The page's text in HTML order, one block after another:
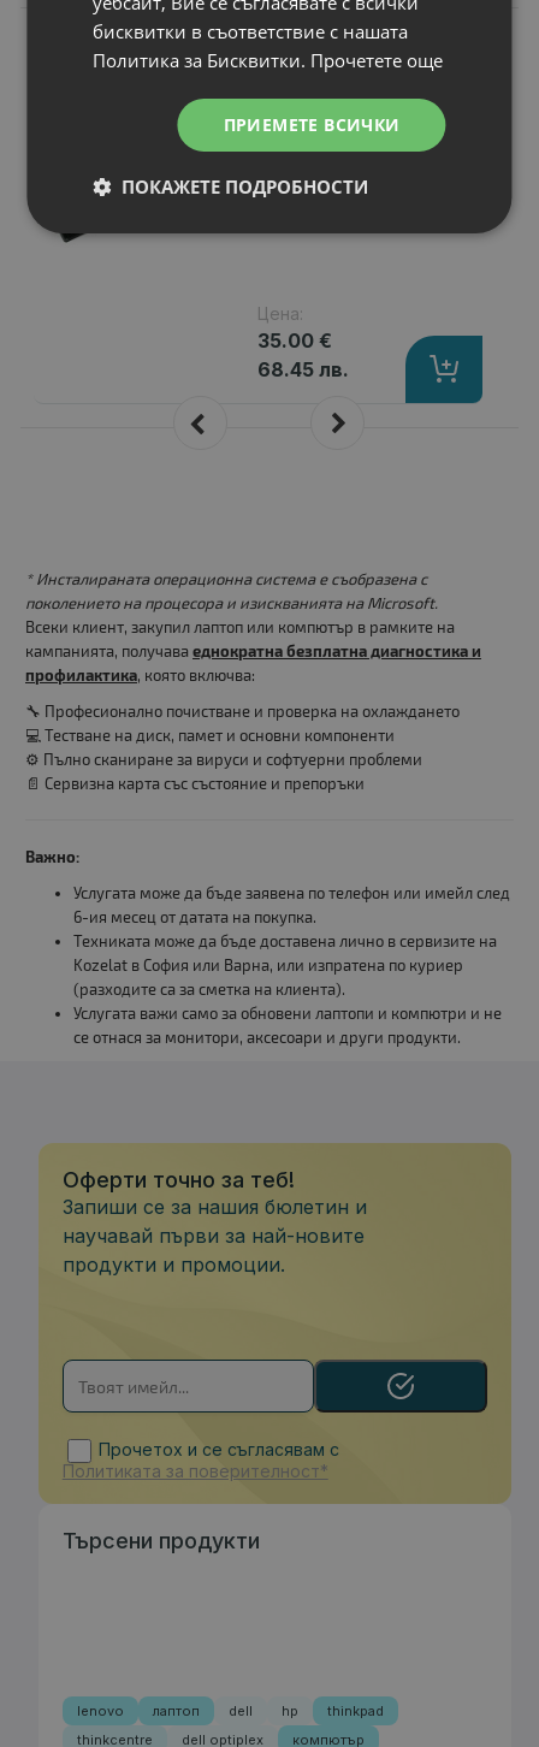
N
Батерия за лаптоп
Dell Inspiron 1521
Капацитет: 4400 mAh
Клетки: 6
Тип на батерията
: 312-
Цена:
35.00 €
68.45 лв.
* Инсталираната операционна система е съобразена с
поколението на процесора и изискванията на Microsoft.
Всеки клиент, закупил лаптоп или компютър в рамките на
кампанията, получава еднократна безплатна диагностика и
профилактика, която включва:
🔧 Професионално почистване и проверка на охлаждането
💻 Тестване на диск, памет и основни компоненти
⚙️ Пълно сканиране за вируси и софтуерни проблеми
📄 Сервизна карта със състояние и препоръки
Важно:
Услугата може да бъде заявена по телефон или имейл след
6-ия месец от датата на покупка.
Техниката може да бъде доставена лично в сервизите на
Kozelat в София или Варна, или изпратена по куриер
(разходите са за сметка на клиента).
Услугата важи само за обновени лаптопи и компютри и не
се отнася за монитори, аксесоари и други продукти.
Оферти точно за теб!
Запиши се за нашия бюлетин и
научавай първи за най-новите
продукти и промоции.
Прочетох и се съгласявам с
Политиката за поверителност*
Търсени продукти
lenovo лаптоп dell hp
thinkpad
thinkcentre
dell optiplex
компютър
бисквитки в съответствие с нашата
Политика за Бисквитки. Прочетете още
ПРИЕМЕТЕ ВСИЧКИ
ПОКАЖЕТЕ ПОДРОБНОСТИ